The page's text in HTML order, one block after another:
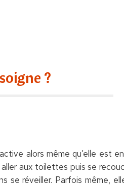
?
alors même qu’elle est
aux toilettes puis se
se réveiller. Parfois même,